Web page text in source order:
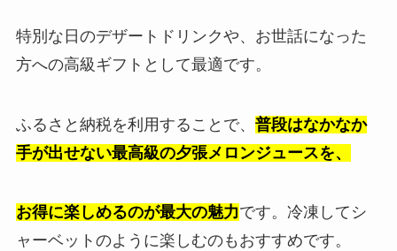
特別な日のデザートドリンクや、お世話になった
方への高級ギフトとして最適です。
ふるさと納税を利用することで、 普段はなかなか
手が出せない最高級の夕張メロンジュースを、
お得に楽しめるのが最大の魅力です。冷凍してシ
ャーベットのように楽しむのもおすすめです。